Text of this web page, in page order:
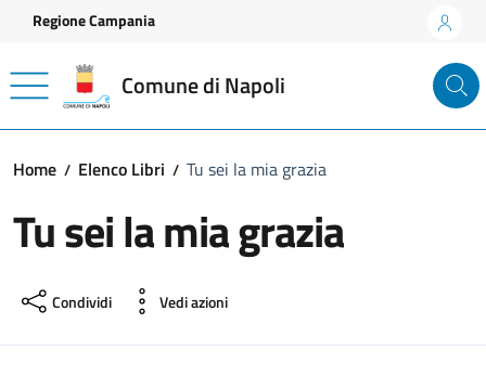
Vai ai contenuti
Vai al footer
Regione Campania
Comune di Napoli
Home Elenco Libri Tu sei la mia grazia
Tu sei la mia grazia
Condividi Vedi azioni